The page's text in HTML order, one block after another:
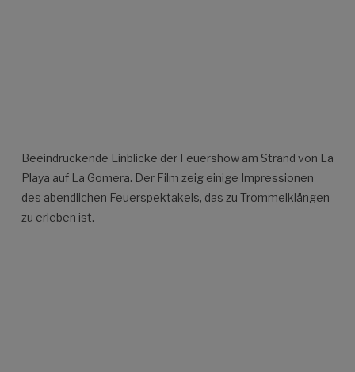
Beeindruckende Einblicke der Feuershow am Strand von La
Playa auf La Gomera. Der Film zeig einige Impressionen
des abendlichen Feuerspektakels, das zu Trommelklängen
zu erleben ist.